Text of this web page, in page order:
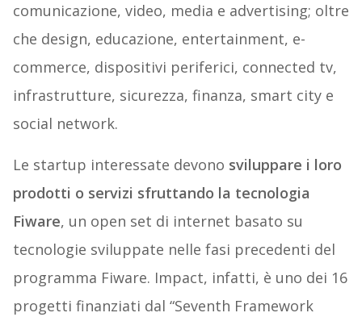
comunicazione, video, media e advertising; oltre
che design, educazione, entertainment, e-
commerce, dispositivi periferici, connected tv,
infrastrutture, sicurezza, finanza, smart city e
social network.
Le startup interessate devono sviluppare i loro
prodotti o servizi sfruttando la tecnologia
Fiware, un open set di internet basato su
tecnologie sviluppate nelle fasi precedenti del
programma Fiware. Impact, infatti, è uno dei 16
progetti finanziati dal “Seventh Framework